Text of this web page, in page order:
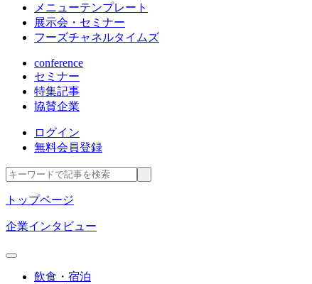
メニューテンプレート
展示会・セミナー
フーズチャネルタイムズ
conference
セミナー
特集記事
協賛企業
ログイン
無料会員登録
トップページ
企業インタビュー
飲食・宿泊